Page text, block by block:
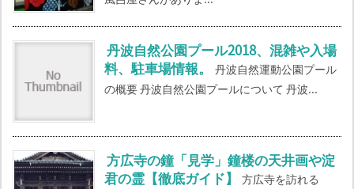
丹波自然公園プール2018、混雑や入場
料、駐車場情報。
丹波自然運動公園プール
の概要 丹波自然公園プールについて 丹波...
方広寺の鐘「見学」鐘楼の天井画や淀
君の霊【徹底ガイド】
方広寺を訪れる